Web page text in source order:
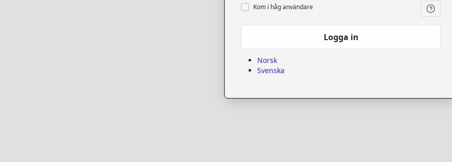
Kom
i
Kom i håg användare
Logga in
Norsk
Svenska